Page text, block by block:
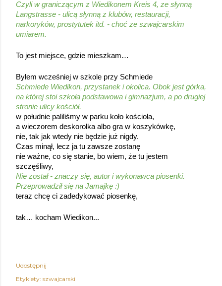
Czyli w graniczącym z Wiedikonem Kreis 4, ze słynną
Langstrasse - ulicą słynną z klubów, restauracji,
narkoryków, prostytutek itd. - choć ze szwajcarskim
umiarem.
To jest miejsce, gdzie mieszkam…
Byłem wcześniej w szkole przy Schmiede
Schmiede Wiedikon, przystanek i okolica. Obok jest górka,
na której stoi szkoła podstawowa i gimnazjum, a po drugiej
stronie ulicy kościół.
w południe paliliśmy w parku koło kościoła,
a wieczorem deskorolka albo gra w koszykówkę,
nie, tak jak wtedy nie będzie już nigdy.
Czas minął, lecz ja tu zawsze zostanę
nie ważne, co się stanie, bo wiem, że tu jestem
szczęśliwy,
Nie został - znaczy się, autor i wykonawca piosenki.
Przeprowadził się na Jamajkę :)
teraz chcę ci zadedykować piosenkę,
tak… kocham Wiedikon...
Udostępnij
Etykiety: szwajcarski